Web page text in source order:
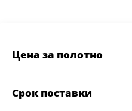
Цена за полотно
Срок поставки